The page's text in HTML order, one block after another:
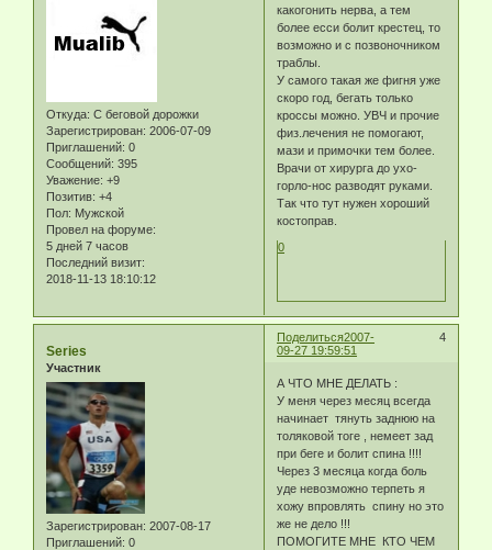
Откуда: С беговой дорожки
Зарегистрирован: 2006-07-09
Приглашений: 0
Сообщений: 395
Уважение: +9
Позитив: +4
Пол: Мужской
Провел на форуме:
5 дней 7 часов
Последний визит:
2018-11-13 18:10:12
какогонить нерва, а тем
более есси болит крестец, то
возможно и с позвоночником
траблы.
У самого такая же фигня уже
скоро год, бегать только
кроссы можно. УВЧ и прочие
физ.лечения не помогают,
мази и примочки тем более.
Врачи от хирурга до ухо-
горло-нос разводят руками.
Так что тут нужен хороший
костоправ.
0
Поделиться 4
2007-
09-27 19:59:51
Series
Участник
Зарегистрирован: 2007-08-17
Приглашений: 0
А ЧТО МНЕ ДЕЛАТЬ :
У меня через месяц всегда
начинает тянуть заднюю на
толяковой тоге , немеет зад
при беге и болит спина !!!!
Через 3 месяца когда боль
уде невозможно терпеть я
хожу впровлять спину но это
же не дело !!!
ПОМОГИТЕ МНЕ КТО ЧЕМ